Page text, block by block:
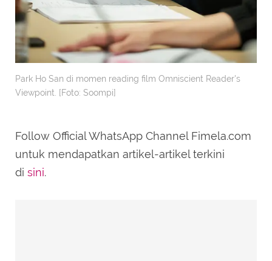
Park Ho San di momen reading film Omniscient Reader's
Viewpoint. [Foto: Soompi]
Follow Official WhatsApp Channel Fimela.com
untuk mendapatkan artikel-artikel terkini
di sini.